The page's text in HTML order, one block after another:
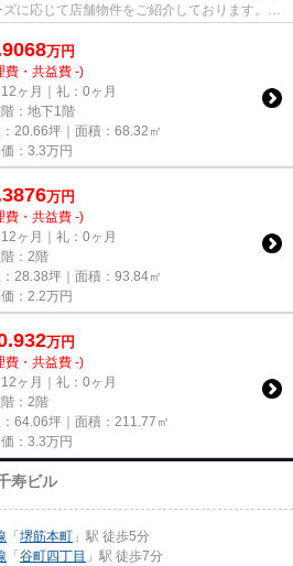
に応じて店舗物件をご紹介しております。
万円
費・共益費 -)
ヶ月｜礼：0ヶ月
：地下1階
20.66坪｜面積：68.32㎡
： 3.3万円
万円
費・共益費 -)
ヶ月｜礼：0ヶ月
：2階
28.38坪｜面積：93.84㎡
： 2.2万円
万円
費・共益費 -)
ヶ月｜礼：0ヶ月
：2階
64.06坪｜面積：211.77㎡
： 3.3万円
寿ビル
「堺筋本町 」駅 徒歩5分
「谷町四丁目 」駅 徒歩7分